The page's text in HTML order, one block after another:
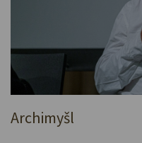
Archimyšl